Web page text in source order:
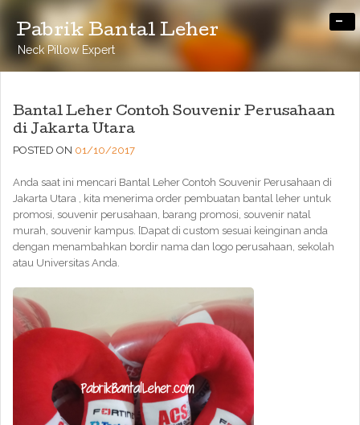
Pabrik Bantal Leher
Neck Pillow Expert
-
Bantal Leher Contoh Souvenir Perusahaan
di Jakarta Utara
POSTED ON 01/10/2017
Anda saat ini mencari Bantal Leher Contoh Souvenir Perusahaan di
Jakarta Utara , kita menerima order pembuatan bantal leher untuk
promosi, souvenir perusahaan, barang promosi, souvenir natal
murah, souvenir kampus. [Dapat di custom sesuai keinginan anda
dengan menambahkan bordir nama dan logo perusahaan, sekolah
atau Universitas Anda.